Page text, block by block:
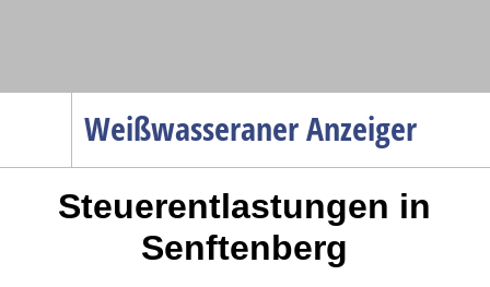
Weißwasseraner Anzeiger
Menüpunkte
PolitikSteuerentlastungen in
Senftenberg